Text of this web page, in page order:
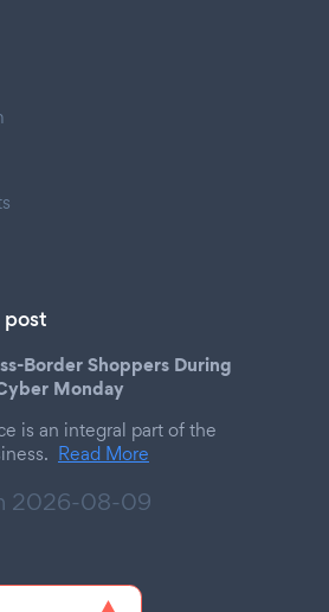
post
Border Shoppers During
Monday
is an integral part of the
Read More
2026-08-09